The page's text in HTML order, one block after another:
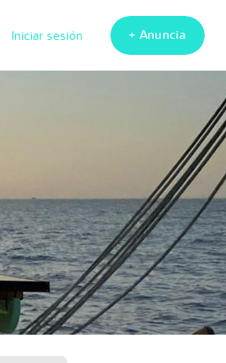
Iniciar sesión + Anuncia